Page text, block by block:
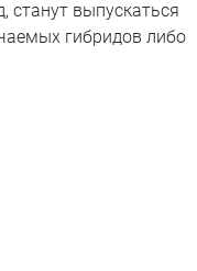
станут выпускаться
гибридов либо